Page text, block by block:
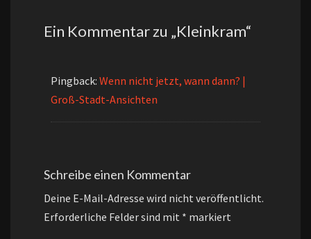
Ein Kommentar zu „Kleinkram“
Pingback: Wenn nicht jetzt, wann dann? |
Groß-Stadt-Ansichten
Schreibe einen Kommentar
Deine E-Mail-Adresse wird nicht veröffentlicht.
Erforderliche Felder sind mit * markiert